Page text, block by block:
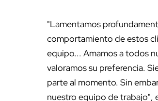
"Lamentamos
comportamiento de estos
equipo... Amamos a todos
valoramos su preferencia.
parte al momento. Sin
nuestro equipo de trabajo",